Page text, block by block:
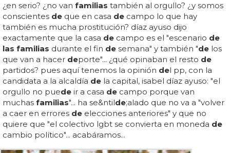
¿en serio? ¿no van familias también al orgullo? ¿y somos
conscientes de que en casa de campo lo que hay
también es mucha prostitución? díaz ayuso dijo
exactamente que la casa de campo es el "escenario de
las familias durante el fin de semana" y también "de los
que van a hacer deporte"... ¿qué opinaban el resto de
partidos? pues aquí tenemos la opinión del pp, con la
candidata a la alcaldía de la capital, isabel díaz ayuso: "el
orgullo no puede ir a casa de campo porque van
muchas familias"... ha se&ntilde;alado que no va a "volver
a caer en errores de elecciones anteriores" y que no
quiere que "el colectivo lgbt se convierta en moneda de
cambio político"... acabáramos...